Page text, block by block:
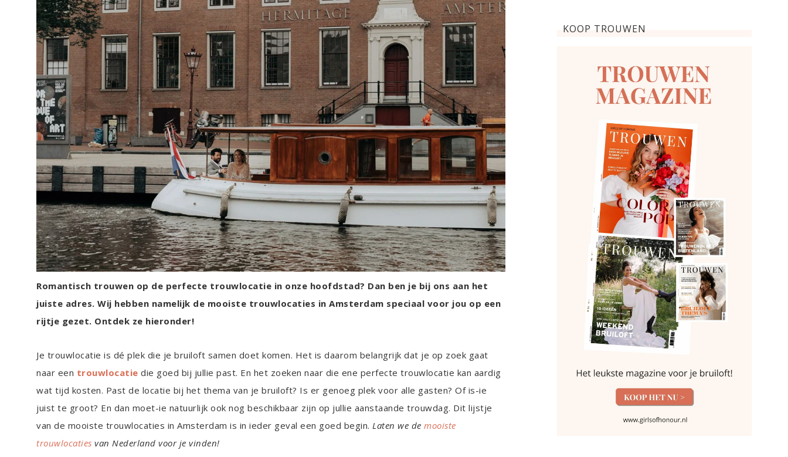
Romantisch trouwen op de perfecte trouwlocatie in onze hoofdstad? Dan ben je bij ons aan het
juiste adres. Wij hebben namelijk de mooiste trouwlocaties in Amsterdam speciaal voor jou op een
rijtje gezet. Ontdek ze hieronder!
Je trouwlocatie is dé plek die je bruiloft samen doet komen. Het is daarom belangrijk dat je op zoek gaat
naar een trouwlocatie die goed bij jullie past. En het zoeken naar die ene perfecte trouwlocatie kan aardig
wat tijd kosten. Past de locatie bij het thema van je bruiloft? Is er genoeg plek voor alle gasten? Of is-ie
juist te groot? En dan moet-ie natuurlijk ook nog beschikbaar zijn op jullie aanstaande trouwdag. Dit lijstje
van de mooiste trouwlocaties in Amsterdam is in ieder geval een goed begin. Laten we de mooiste
trouwlocaties van Nederland voor je vinden!
KOOP TROUWEN